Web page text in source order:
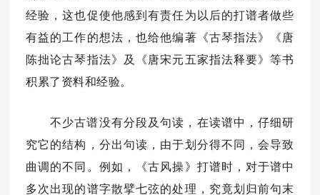
经验，这也促使他感到有责任为以后的打谱者做些
有益的工作的想法，也给他编著《古琴指法》《唐
陈拙论古琴指法》及《唐宋元五家指法释要》等书
积累了资料和经验。
不少古谱没有分段及句读，在读谱中，仔细研
究它的结构，分出句读，由于划分得不同，会导致
曲调的不同。例如，《古风操》打谱时，对于谱中
多次出现的谱字散擘七弦的处理，究竟划归前句末